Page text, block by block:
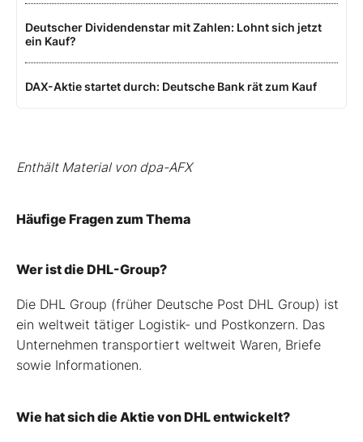
Deutscher Dividendenstar mit Zahlen: Lohnt sich jetzt
ein Kauf?
DAX-Aktie startet durch: Deutsche Bank rät zum Kauf
Enthält Material von dpa-AFX
Häufige Fragen zum Thema
Wer ist die DHL-Group?
Die DHL Group (früher Deutsche Post DHL Group) ist
ein weltweit tätiger Logistik- und Postkonzern. Das
Unternehmen transportiert weltweit Waren, Briefe
sowie Informationen.
Wie hat sich die Aktie von DHL entwickelt?